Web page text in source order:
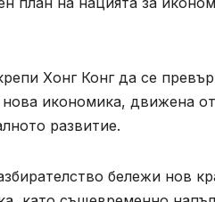
Хонг Конг да се
икономика, движена
развитие.
бележи нов